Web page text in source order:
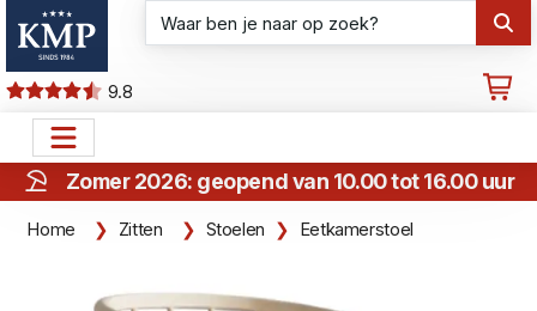
9.8
Zomer 2026: geopend van 10.00 tot 16.00 uur
Home Zitten Stoelen Eetkamerstoel